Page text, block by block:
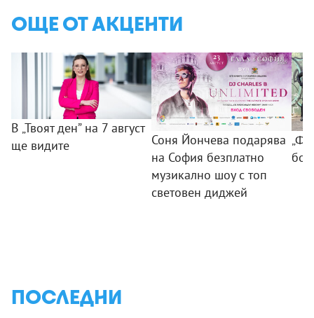
ОЩЕ ОТ АКЦЕНТИ
В „Твоят ден” на 7 август
ще видите
Соня Йончева подарява
на София безплатно
музикално шоу с топ
световен диджей
ПОСЛЕДНИ